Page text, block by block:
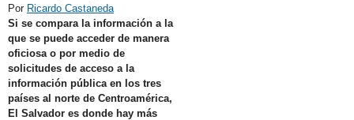
Por Ricardo Castaneda
Si se compara la información a la
que se puede acceder de manera
oficiosa o por medio de
solicitudes de acceso a la
información pública en los tres
países al norte de Centroamérica,
El Salvador es donde hay más